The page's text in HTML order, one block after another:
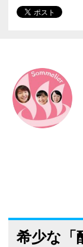
希少な「